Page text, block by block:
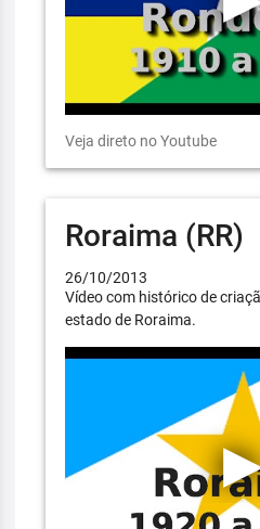
Veja direto no Youtube
Roraima (RR)
26/10/2013
Vídeo com histórico de
estado de Roraima.